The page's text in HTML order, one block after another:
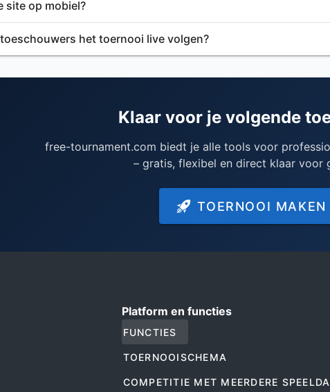
site op mobiel?
het toernooi live volgen?
Klaar voor je volgende
free-tournament.com biedt je alle tools voor
– gratis, flexibel en direct klaar voor
TOERNOOI MAKEN
Platform en functies
FUNCTIES
TOERNOOISCHEMA
COMPETITIE MET MEERDERE